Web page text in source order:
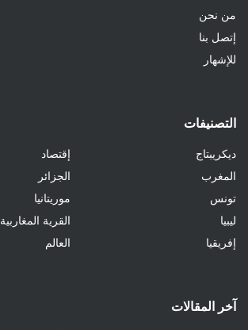
من نحن
إتصل بنا
للإشهار
التصنيفات
ديكريبتاج
إقتصاد
المغرب
الجزائر
تونس
موريتانيا
ليبيا
القرية المغاربية
إفريقيا
العالم
آخر المقالات